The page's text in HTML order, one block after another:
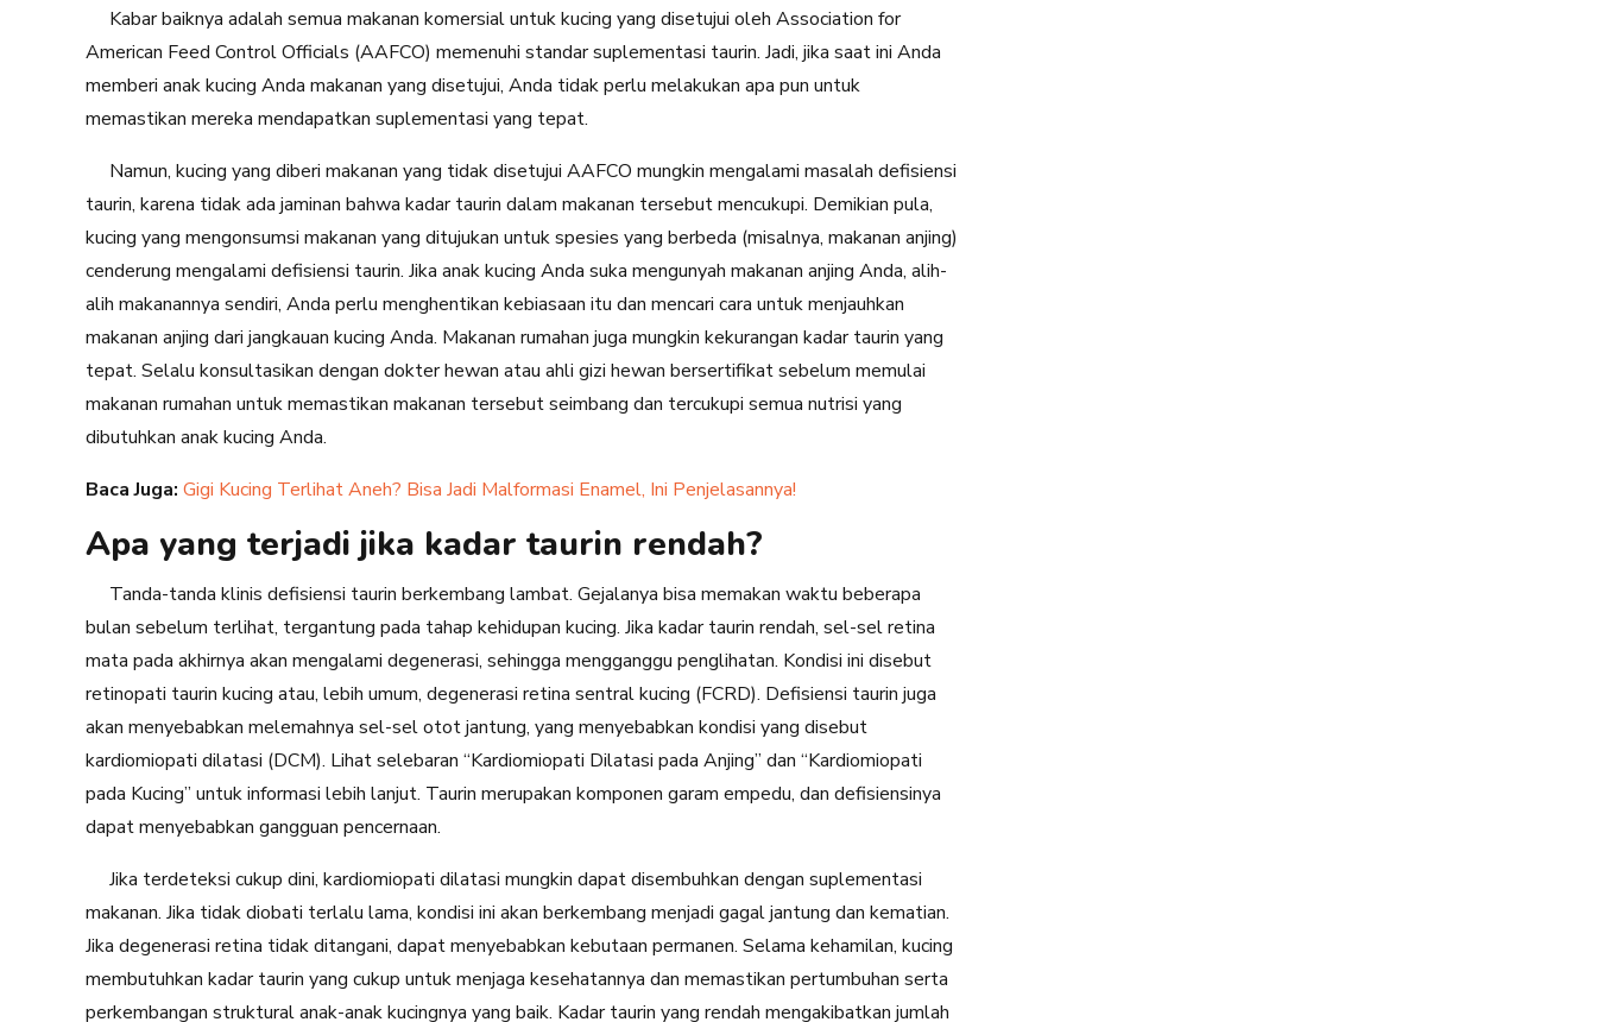
Kabar baiknya adalah semua makanan komersial untuk kucing yang disetujui oleh Association for
American Feed Control Officials (AAFCO) memenuhi standar suplementasi taurin. Jadi, jika saat ini Anda
memberi anak kucing Anda makanan yang disetujui, Anda tidak perlu melakukan apa pun untuk
memastikan mereka mendapatkan suplementasi yang tepat.
Namun, kucing yang diberi makanan yang tidak disetujui AAFCO mungkin mengalami masalah defisiensi
taurin, karena tidak ada jaminan bahwa kadar taurin dalam makanan tersebut mencukupi. Demikian pula,
kucing yang mengonsumsi makanan yang ditujukan untuk spesies yang berbeda (misalnya, makanan anjing)
cenderung mengalami defisiensi taurin. Jika anak kucing Anda suka mengunyah makanan anjing Anda, alih-
alih makanannya sendiri, Anda perlu menghentikan kebiasaan itu dan mencari cara untuk menjauhkan
makanan anjing dari jangkauan kucing Anda. Makanan rumahan juga mungkin kekurangan kadar taurin yang
tepat. Selalu konsultasikan dengan dokter hewan atau ahli gizi hewan bersertifikat sebelum memulai
makanan rumahan untuk memastikan makanan tersebut seimbang dan tercukupi semua nutrisi yang
dibutuhkan anak kucing Anda.
Baca Juga: Gigi Kucing Terlihat Aneh? Bisa Jadi Malformasi Enamel, Ini Penjelasannya!
Apa yang terjadi jika kadar taurin rendah?
Tanda-tanda klinis defisiensi taurin berkembang lambat. Gejalanya bisa memakan waktu beberapa
bulan sebelum terlihat, tergantung pada tahap kehidupan kucing. Jika kadar taurin rendah, sel-sel retina
mata pada akhirnya akan mengalami degenerasi, sehingga mengganggu penglihatan. Kondisi ini disebut
retinopati taurin kucing atau, lebih umum, degenerasi retina sentral kucing (FCRD). Defisiensi taurin juga
akan menyebabkan melemahnya sel-sel otot jantung, yang menyebabkan kondisi yang disebut
kardiomiopati dilatasi (DCM). Lihat selebaran “Kardiomiopati Dilatasi pada Anjing” dan “Kardiomiopati
pada Kucing” untuk informasi lebih lanjut. Taurin merupakan komponen garam empedu, dan defisiensinya
dapat menyebabkan gangguan pencernaan.
Jika terdeteksi cukup dini, kardiomiopati dilatasi mungkin dapat disembuhkan dengan suplementasi
makanan. Jika tidak diobati terlalu lama, kondisi ini akan berkembang menjadi gagal jantung dan kematian.
Jika degenerasi retina tidak ditangani, dapat menyebabkan kebutaan permanen. Selama kehamilan, kucing
membutuhkan kadar taurin yang cukup untuk menjaga kesehatannya dan memastikan pertumbuhan serta
perkembangan struktural anak-anak kucingnya yang baik. Kadar taurin yang rendah mengakibatkan jumlah